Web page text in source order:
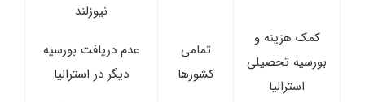
کمک هزینه و
بورسیه تحصیلی
استرالیا
تمامی
کشورها
نیوزلند
عدم دریافت بورسیه
دیگر در استرالیا